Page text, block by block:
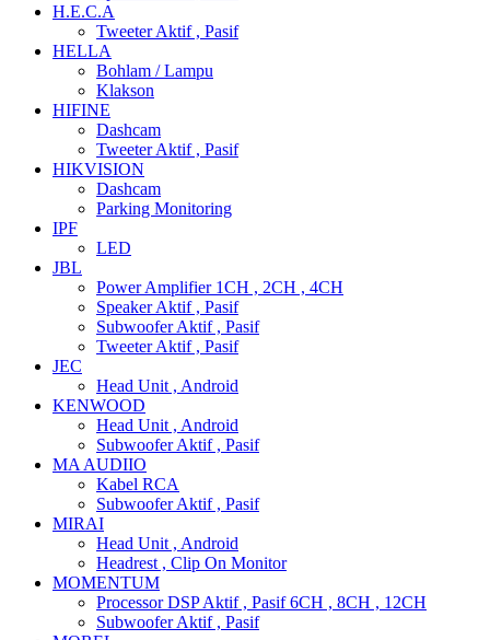
H.E.C.A
Tweeter Aktif , Pasif
HELLA
Bohlam / Lampu
Klakson
HIFINE
Dashcam
Tweeter Aktif , Pasif
HIKVISION
Dashcam
Parking Monitoring
IPF
LED
JBL
Power Amplifier 1CH , 2CH , 4CH
Speaker Aktif , Pasif
Subwoofer Aktif , Pasif
Tweeter Aktif , Pasif
JEC
Head Unit , Android
KENWOOD
Head Unit , Android
Subwoofer Aktif , Pasif
MA AUDIIO
Kabel RCA
Subwoofer Aktif , Pasif
MIRAI
Head Unit , Android
Headrest , Clip On Monitor
MOMENTUM
Processor DSP Aktif , Pasif 6CH , 8CH , 12CH
Subwoofer Aktif , Pasif